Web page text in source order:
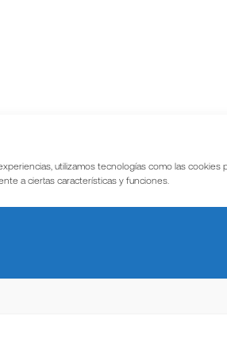
utilizamos tecnologías como las
a ciertas características y funciones.